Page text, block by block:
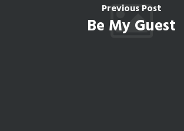
Previous Post
Be My Guest